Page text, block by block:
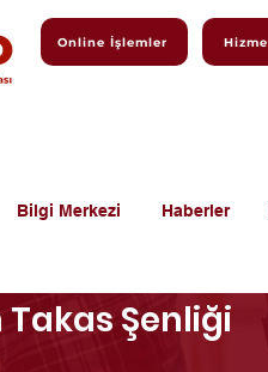
Online İşlemler
Bilgi Merkezi Haberler
Şenliği